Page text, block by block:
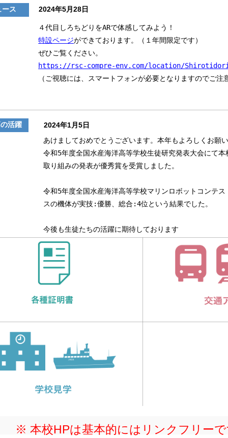
※ 本校HPは基本的にはリンクフリー
ース 2024年5月28日
４代目しろちどりをARで体感してみよう！
特設ページができております。（１年間限定です）
ぜひご覧ください。
https://rsc-compre-env.com/location/
（ご視聴には、スマートフォンが必要となりますのでご注
活躍
2024年1月5日
あけましておめでとうございます。本年もよろしくお願
令和5年度全国水産海洋高等学校生徒研究発表大会にて
取り組みの発表が優秀賞を受賞しました。
令和5年度全国水産海洋高等学校マリンロボットコンテ
スの機体が実技:優勝、総合:4位という結果でした。
今後も生徒たちの活躍に期待しております